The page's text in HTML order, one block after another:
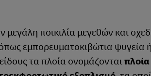
ποικιλία μεγεθών και
εμπορευματοκιβώτια ψυγεία
τα πλοία ονομάζονται